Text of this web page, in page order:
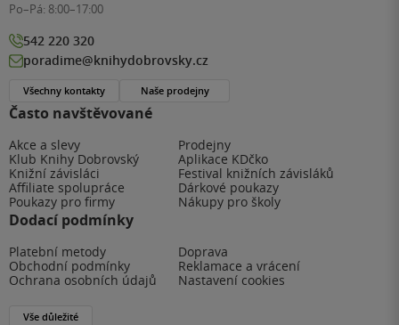
Často navštěvované
Akce a slevy
Prodejny
Klub Knihy Dobrovský
Aplikace KDčko
Knižní závisláci
Festival knižních závisláků
Affiliate spolupráce
Dárkové poukazy
Poukazy pro firmy
Nákupy pro školy
Dodací podmínky
Platební metody
Doprava
Obchodní podmínky
Reklamace a vrácení
Ochrana osobních údajů
Nastavení cookies
Vše důležité
Po–Pá: 8:00–17:00
542 220 320
poradime@knihydobrovsky.cz
Všechny kontakty Naše prodejny